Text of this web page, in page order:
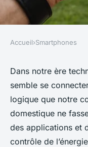
SMARTPHONES
Comment
Accueil›Smartphones
Dans notre ère
semble se
logique que notre
domestique ne
des applications et
contrôle de